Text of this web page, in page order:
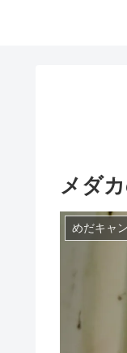
メダ
めだキャ